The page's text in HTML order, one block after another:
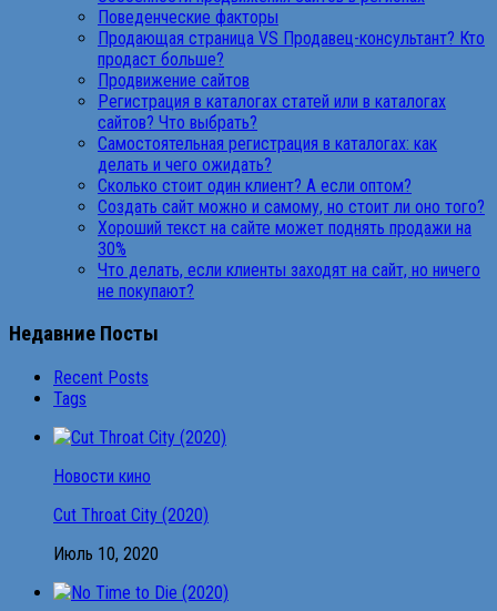
Поведенческие факторы
Продающая страница VS Продавец-консультант? Кто
продаст больше?
Продвижение сайтов
Регистрация в каталогах статей или в каталогах
сайтов? Что выбрать?
Самостоятельная регистрация в каталогах: как
делать и чего ожидать?
Сколько стоит один клиент? А если оптом?
Создать сайт можно и самому, но стоит ли оно того?
Хороший текст на сайте может поднять продажи на
30%
Что делать, если клиенты заходят на сайт, но ничего
не покупают?
Недавние Посты
Recent Posts
Tags
Новости кино
Cut Throat City (2020)
Июль 10, 2020